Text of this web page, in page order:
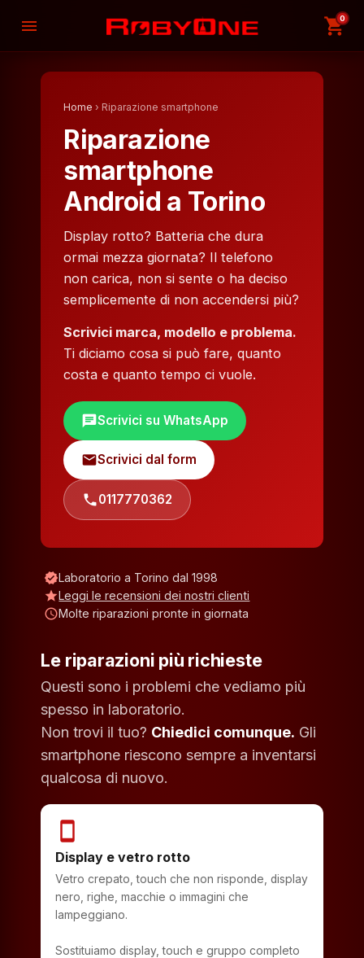
menu shopping_cart
0
Home › Riparazione smartphone
Riparazione
smartphone
Android a Torino
Display rotto? Batteria che dura
ormai mezza giornata? Il telefono
non carica, non si sente o ha deciso
semplicemente di non accendersi più?
Scrivici marca, modello e problema.
Ti diciamo cosa si può fare, quanto
costa e quanto tempo ci vuole.
chatScrivici su WhatsApp
mailScrivici dal form
phone0117770362
verifiedLaboratorio a Torino dal 1998
starLeggi le recensioni dei nostri clienti
scheduleMolte riparazioni pronte in giornata
Le riparazioni più richieste
Questi sono i problemi che vediamo più
spesso in laboratorio.
Non trovi il tuo? Chiedici comunque. Gli
smartphone riescono sempre a inventarsi
qualcosa di nuovo.
smartphone
Display e vetro rotto
Vetro crepato, touch che non risponde, display
nero, righe, macchie o immagini che
lampeggiano.
Sostituiamo display, touch e gruppo completo